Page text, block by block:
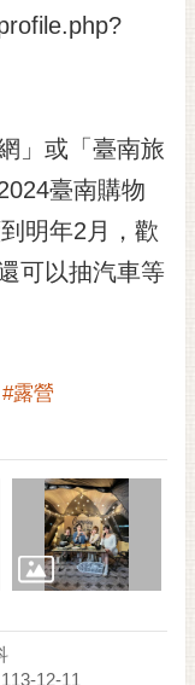
」或「臺南旅
臺南購物
明年2月，歡
可以抽汽車等
#露營
12-11